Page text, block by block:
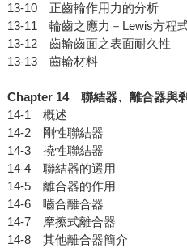
13-10 正齒輪作用力的分析
13-11 輪齒之應力－Lewis方程
13-12 齒輪齒面之表面耐久性
13-13 齒輪材料
Chapter 14聯結器、離合器與
14-1 概述
14-2 剛性聯結器
14-3 撓性聯結器
14-4 聯結器的選用
14-5 離合器的作用
14-6 嚙合離合器
14-7 摩擦式離合器
14-8 其他離合器簡介